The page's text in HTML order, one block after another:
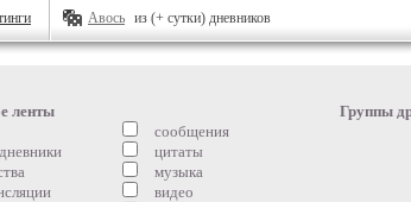
Авось из (+ сутки) дневников
ленты
сообщения
цитаты
музыка
видео
Группы